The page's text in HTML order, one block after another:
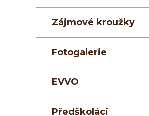
Zájmové kroužky
Fotogalerie
EVVO
Předškoláci